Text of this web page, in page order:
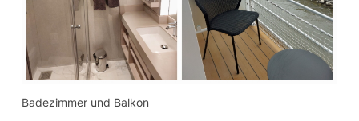
Badezimmer und Balkon